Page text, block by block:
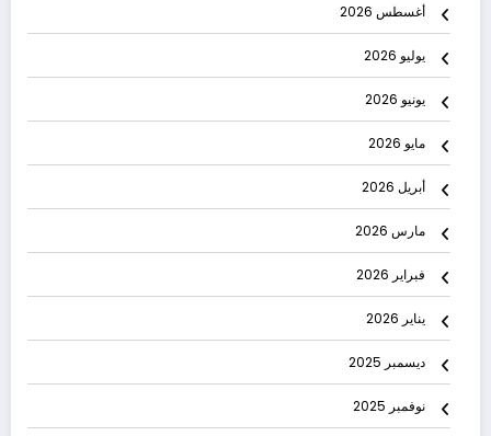
أغسطس 2026
يوليو 2026
يونيو 2026
مايو 2026
أبريل 2026
مارس 2026
فبراير 2026
يناير 2026
ديسمبر 2025
نوفمبر 2025